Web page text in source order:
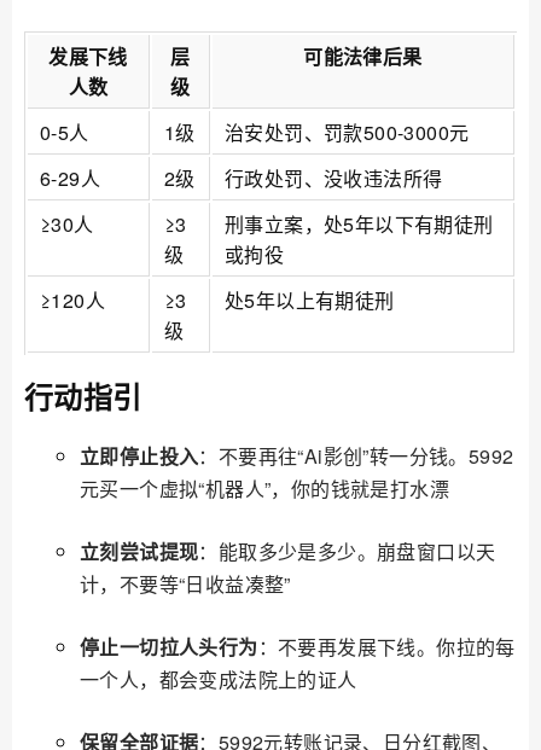
发展下线
人数
层
级
可能法律后果
0-5人 1级
治安处罚、罚款500-3000元
6-29人
2级
行政处罚、没收违法所得
≥30人
≥3
级
刑事立案，处5年以下有期徒刑
或拘役
≥120人
≥3
级
处5年以上有期徒刑
行动指引
立即停止投入：不要再往“Ai影创”转一分钱。5992
元买一个虚拟“机器人”，你的钱就是打水漂
立刻尝试提现：能取多少是多少。崩盘窗口以天
计，不要等“日收益凑整”
停止一切拉人头行为 ：不要再发展下线。你拉的每
一个人，都会变成法院上的证人
保留全部证据：5992元转账记录、日分红截图、